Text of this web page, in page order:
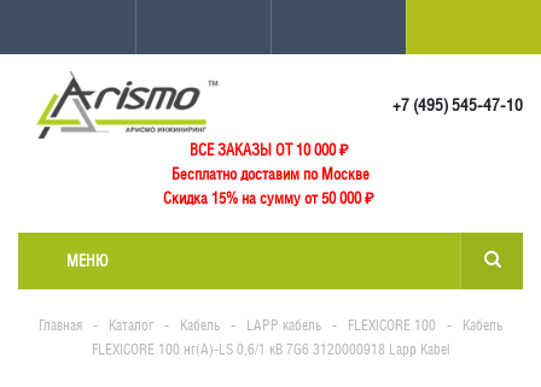
+7 (495) 545-47-10
ВСЕ ЗАКАЗЫ ОТ 10 000₽
Бесплатно доставим по Москве
Скидка 15% на сумму от 50 000 ₽
МЕНЮ
Главная - Каталог - Кабель - LAPP кабель - FLEXICORE 100 -
Кабель
FLEXICORE 100 нг(А)-LS 0,6/1 кВ 7G6 3120000918 Lapp Kabel